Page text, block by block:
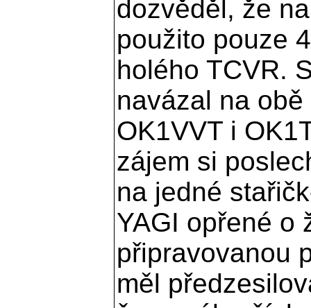
Všechna loga a obchodní značky jsou majetkem